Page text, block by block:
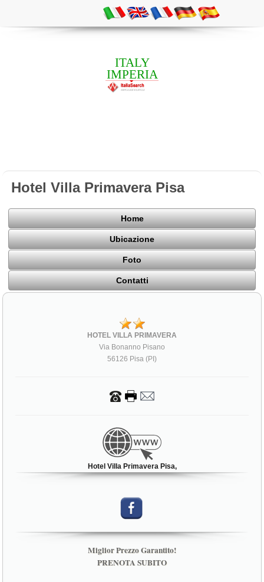
ITALY
IMPERIA
Hotel Villa Primavera Pisa
Home
Ubicazione
Foto
Contatti
HOTEL VILLA PRIMAVERA
Via Bonanno Pisano
56126 Pisa (PI)
Hotel Villa Primavera Pisa,
Miglior Prezzo Garantito!
PRENOTA SUBITO